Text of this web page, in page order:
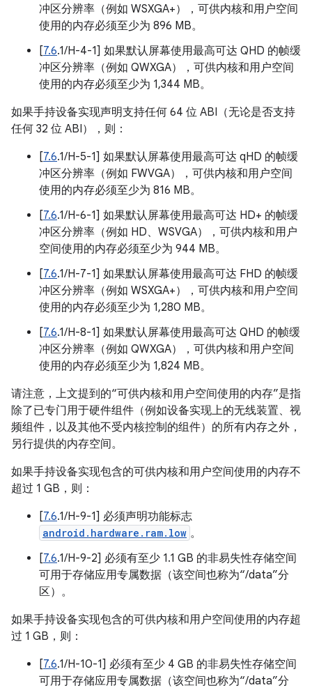
冲区分辨率（例如 WSXGA+），可供内核和用户空间
使用的内存必须至少为 896 MB。
[7.6.1/H-4-1] 如果默认屏幕使用最高可达 QHD 的帧缓
冲区分辨率（例如 QWXGA），可供内核和用户空间
使用的内存必须至少为 1,344 MB。
如果手持设备实现声明支持任何 64 位 ABI（无论是否支持
任何 32 位 ABI），则：
[7.6.1/H-5-1] 如果默认屏幕使用最高可达 qHD 的帧缓
冲区分辨率（例如 FWVGA），可供内核和用户空间
使用的内存必须至少为 816 MB。
[7.6.1/H-6-1] 如果默认屏幕使用最高可达 HD+ 的帧缓
冲区分辨率（例如 HD、WSVGA），可供内核和用户
空间使用的内存必须至少为 944 MB。
[7.6.1/H-7-1] 如果默认屏幕使用最高可达 FHD 的帧缓
冲区分辨率（例如 WSXGA+），可供内核和用户空间
使用的内存必须至少为 1,280 MB。
[7.6.1/H-8-1] 如果默认屏幕使用最高可达 QHD 的帧缓
冲区分辨率（例如 QWXGA），可供内核和用户空间
使用的内存必须至少为 1,824 MB。
请注意，上文提到的“可供内核和用户空间使用的内存”是指
除了已专门用于硬件组件（例如设备实现上的无线装置、视
频组件，以及其他不受内核控制的组件）的所有内存之外，
另行提供的内存空间。
如果手持设备实现包含的可供内核和用户空间使用的内存不
超过 1 GB，则：
[7.6.1/H-9-1] 必须声明功能标志
android.hardware.ram.low 。
[7.6.1/H-9-2] 必须有至少 1.1 GB 的非易失性存储空间
可用于存储应用专属数据（该空间也称为“/data”分
区）。
如果手持设备实现包含的可供内核和用户空间使用的内存超
过 1 GB，则：
[7.6.1/H-10-1] 必须有至少 4 GB 的非易失性存储空间
可用于存储应用专属数据（该空间也称为“/data”分